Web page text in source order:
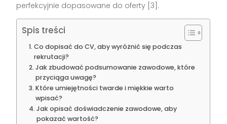
perfekcyjnie dopasowane do oferty [3].
Spis treści
Co dopisać do CV, aby wyróżnić się podczas
rekrutacji?
Jak zbudować podsumowanie zawodowe, które
przyciąga uwagę?
Które umiejętności twarde i miękkie warto
wpisać?
Jak opisać doświadczenie zawodowe, aby
pokazać wartość?